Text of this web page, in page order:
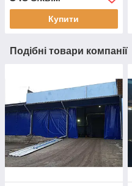
виготовлення під
замовленняКупити
Подібні товари компанії